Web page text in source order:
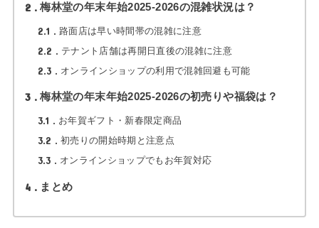
2 梅林堂の年末年始2025-2026の混雑状況は？
2.1 路面店は早い時間帯の混雑に注意
2.2 テナント店舗は再開日直後の混雑に注意
2.3 オンラインショップの利用で混雑回避も可能
3 梅林堂の年末年始2025‑2026の初売りや福袋は？
3.1 お年賀ギフト・新春限定商品
3.2 初売りの開始時期と注意点
3.3 オンラインショップでもお年賀対応
4 まとめ